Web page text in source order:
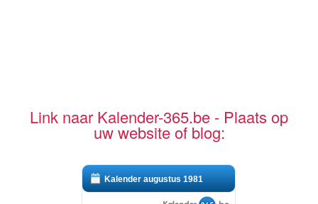
Link naar Kalender-365.be - Plaats op
uw website of blog:
Kalender augustus 1981